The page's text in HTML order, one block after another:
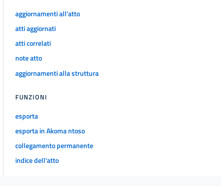
188 bis
188 ter
192
193
193 bis
194
194 bis
aggiornamenti all'atto
atti aggiornati
atti correlati
note atto
aggiornamenti alla struttura
FUNZIONI
esporta
esporta in Akoma ntoso
collegamento permanente
indice dell'atto